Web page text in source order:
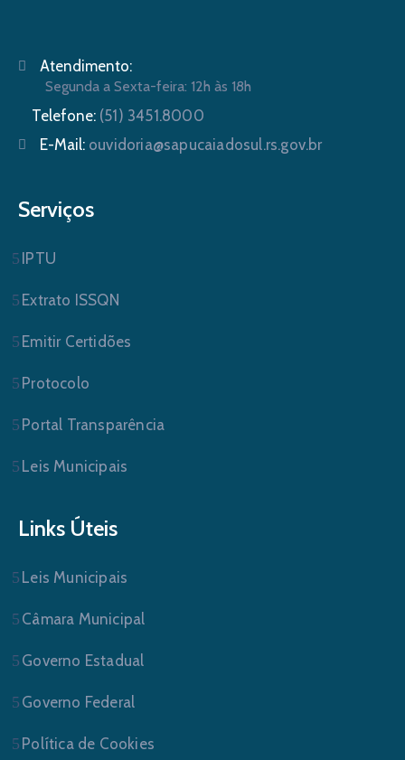
Atendimento:
Segunda a Sexta-feira: 12h às 18h
Telefone: (51) 3451.8000
E-Mail: ouvidoria@sapucaiadosul.rs.gov.br
Serviços
IPTU
Extrato ISSQN
Emitir Certidões
Protocolo
Portal Transparência
Leis Municipais
Links Úteis
Leis Municipais
Câmara Municipal
Governo Estadual
Governo Federal
Política de Cookies